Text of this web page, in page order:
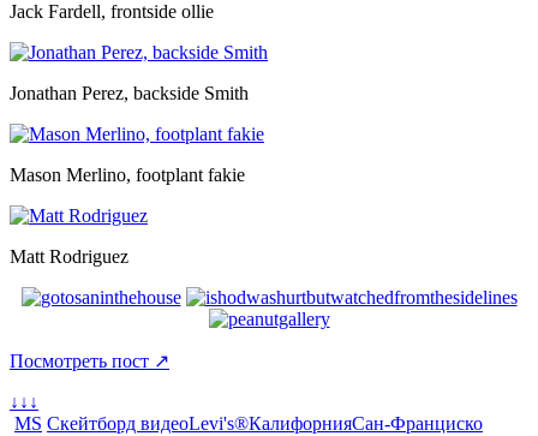
Jack Fardell, frontside ollie
Jonathan Perez, backside Smith
Mason Merlino, footplant fakie
Matt Rodriguez
Посмотреть пост ↗
↓↓↓
MS Скейтборд видеоLevi's®КалифорнияСан-Франциско